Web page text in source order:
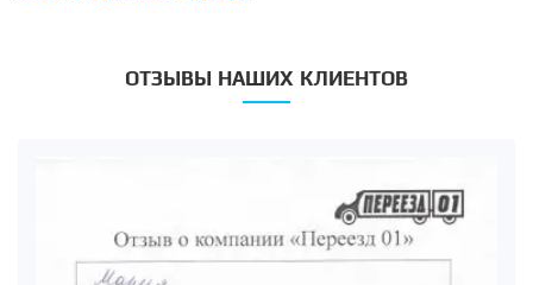
ОТЗЫВЫ НАШИХ КЛИЕНТОВ